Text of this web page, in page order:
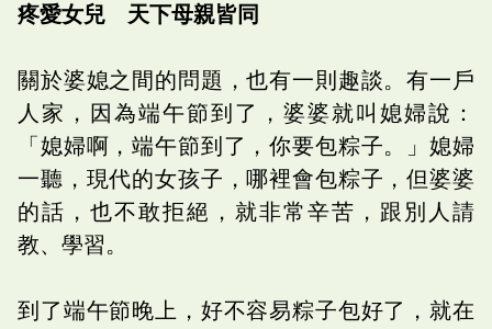
疼愛女兒 天下母親皆同
關於婆媳之間的問題，也有一則趣談。有一戶
人家，因為端午節到了，婆婆就叫媳婦說：
「媳婦啊，端午節到了，你要包粽子。」媳婦
一聽，現代的女孩子，哪裡會包粽子，但婆婆
的話，也不敢拒絕，就非常辛苦，跟別人請
教、學習。
到了端午節晚上，好不容易粽子包好了，就在